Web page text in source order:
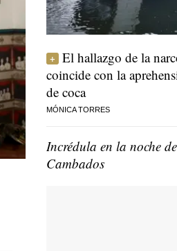
El hallazgo de la
coincide con la
de coca
MÓNICA TORRES
Incrédula en la noche
Cambados